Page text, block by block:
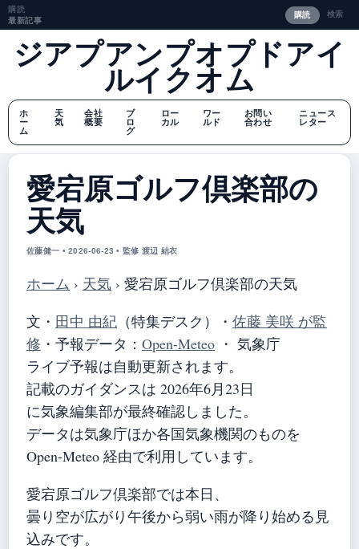
購読
最新記事
購読 検索
ジアプアンプオプドアイ
ルイクオム
ホ
ー
ム
天
気
会社
概要
ブ
ロ
グ
ロー
カル
ワー
ルド
お問い
合わせ
ニュース
レター
愛宕原ゴルフ倶楽部の
天気
佐藤健一 • 2026-06-23 • 監修 渡辺 結衣
ホーム › 天気 › 愛宕原ゴルフ倶楽部の天気
文・ 田中 由紀 （特集デスク） ・ 佐藤 美咲 が監
修 ・ 予報データ： Open-Meteo ・ 気象庁
ライブ予報は自動更新されます。
記載のガイダンスは 2026年6月23日
に気象編集部が最終確認しました。
データは気象庁ほか各国気象機関のものを
Open-Meteo 経由で利用しています。
愛宕原ゴルフ倶楽部では本日、
曇り空が広がり午後から弱い雨が降り始める見
込みです。